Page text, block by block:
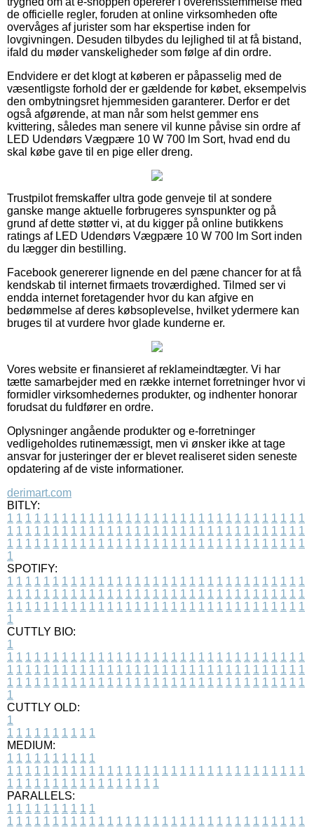
de officielle regler, foruden at online virksomheden ofte
overvåges af jurister som har ekspertise inden for
lovgivningen. Desuden tilbydes du lejlighed til at få bistand,
ifald du møder vanskeligheder som følge af din ordre.
Endvidere er det klogt at køberen er påpasselig med de
væsentligste forhold der er gældende for købet, eksempelvis
den ombytningsret hjemmesiden garanterer. Derfor er det
også afgørende, at man når som helst gemmer ens
kvittering, således man senere vil kunne påvise sin ordre af
LED Udendørs Vægpære 10 W 700 lm Sort, hvad end du
skal købe gave til en pige eller dreng.
Trustpilot fremskaffer ultra gode genveje til at sondere
ganske mange aktuelle forbrugeres synspunkter og på
grund af dette støtter vi, at du kigger på online butikkens
ratings af LED Udendørs Vægpære 10 W 700 lm Sort inden
du lægger din bestilling.
Facebook genererer lignende en del pæne chancer for at få
kendskab til internet firmaets troværdighed. Tilmed ser vi
endda internet foretagender hvor du kan afgive en
bedømmelse af deres købsoplevelse, hvilket ydermere kan
bruges til at vurdere hvor glade kunderne er.
Vores website er finansieret af reklameindtægter. Vi har
tætte samarbejder med en række internet forretninger hvor vi
formidler virksomhedernes produkter, og indhenter honorar
forudsat du fuldfører en ordre.
Oplysninger angående produkter og e-forretninger
vedligeholdes rutinemæssigt, men vi ønsker ikke at tage
ansvar for justeringer der er blevet realiseret siden seneste
opdatering af de viste informationer.
derimart.com
BITLY:
1 1 1 1 1 1 1 1 1 1 1 1 1 1 1 1 1 1 1 1 1 1 1 1 1 1 1 1 1 1 1 1 1
1 1 1 1 1 1 1 1 1 1 1 1 1 1 1 1 1 1 1 1 1 1 1 1 1 1 1 1 1 1 1 1 1
1 1 1 1 1 1 1 1 1 1 1 1 1 1 1 1 1 1 1 1 1 1 1 1 1 1 1 1 1 1 1 1 1
1
SPOTIFY:
1 1 1 1 1 1 1 1 1 1 1 1 1 1 1 1 1 1 1 1 1 1 1 1 1 1 1 1 1 1 1 1 1
1 1 1 1 1 1 1 1 1 1 1 1 1 1 1 1 1 1 1 1 1 1 1 1 1 1 1 1 1 1 1 1 1
1 1 1 1 1 1 1 1 1 1 1 1 1 1 1 1 1 1 1 1 1 1 1 1 1 1 1 1 1 1 1 1 1
1
CUTTLY BIO:
1
1 1 1 1 1 1 1 1 1 1 1 1 1 1 1 1 1 1 1 1 1 1 1 1 1 1 1 1 1 1 1 1 1
1 1 1 1 1 1 1 1 1 1 1 1 1 1 1 1 1 1 1 1 1 1 1 1 1 1 1 1 1 1 1 1 1
1 1 1 1 1 1 1 1 1 1 1 1 1 1 1 1 1 1 1 1 1 1 1 1 1 1 1 1 1 1 1 1 1
1
CUTTLY OLD:
1
1 1 1 1 1 1 1 1 1 1
MEDIUM:
1 1 1 1 1 1 1 1 1 1
1 1 1 1 1 1 1 1 1 1 1 1 1 1 1 1 1 1 1 1 1 1 1 1 1 1 1 1 1 1 1 1 1
1 1 1 1 1 1 1 1 1 1 1 1 1 1 1 1 1
PARALLELS:
1 1 1 1 1 1 1 1 1 1
1 1 1 1 1 1 1 1 1 1 1 1 1 1 1 1 1 1 1 1 1 1 1 1 1 1 1 1 1 1 1 1 1